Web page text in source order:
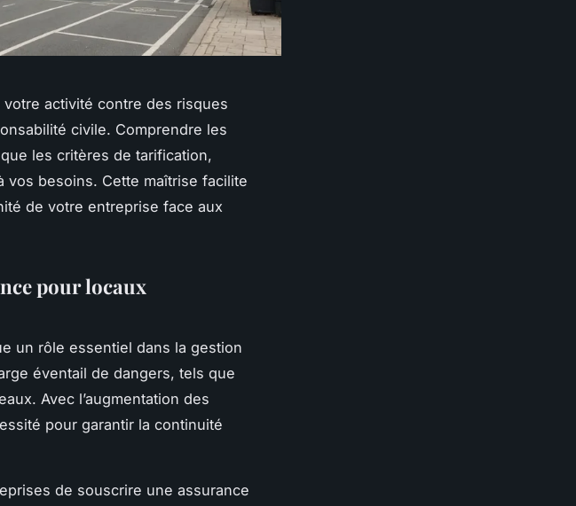
activité contre des risques
civile. Comprendre les
les critères de tarification,
vos besoins. Cette maîtrise facilite
de votre entreprise face aux
pour locaux
un rôle essentiel dans la gestion
éventail de dangers, tels que
Avec l’augmentation des
pour garantir la continuité
de souscrire une assurance